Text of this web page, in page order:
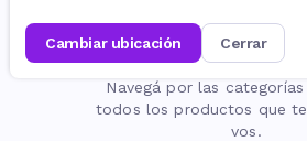
cambiar ubicación cerrar
La página no
Navegá por las
todos los productos que
vos.